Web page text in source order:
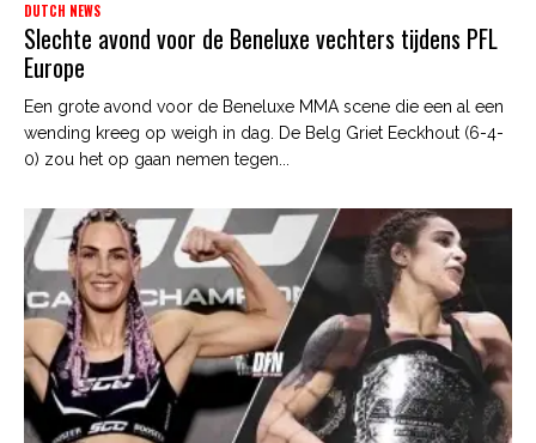
DUTCH NEWS
Slechte avond voor de Beneluxe vechters tijdens PFL
Europe
Een grote avond voor de Beneluxe MMA scene die een al een
wending kreeg op weigh in dag. De Belg Griet Eeckhout (6-4-
0) zou het op gaan nemen tegen...